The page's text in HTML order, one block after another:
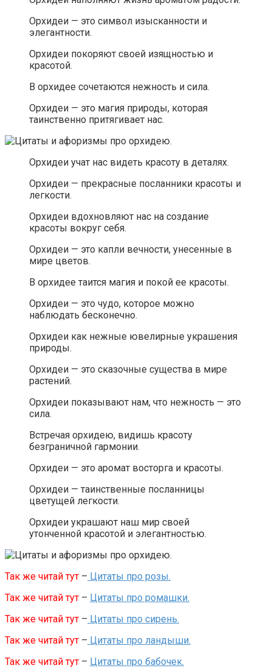
Орхидеи — это символ изысканности и
элегантности.
Орхидеи покоряют своей изящностью и
красотой.
В орхидее сочетаются нежность и сила.
Орхидеи — это магия природы, которая
таинственно притягивает нас.
Орхидеи учат нас видеть красоту в деталях.
Орхидеи — прекрасные посланники красоты и
легкости.
Орхидеи вдохновляют нас на создание
красоты вокруг себя.
Орхидеи — это капли вечности, унесенные в
мире цветов.
В орхидее таится магия и покой ее красоты.
Орхидеи — это чудо, которое можно
наблюдать бесконечно.
Орхидеи как нежные ювелирные украшения
природы.
Орхидеи — это сказочные существа в мире
растений.
Орхидеи показывают нам, что нежность — это
сила.
Встречая орхидею, видишь красоту
безграничной гармонии.
Орхидеи — это аромат восторга и красоты.
Орхидеи — таинственные посланницы
цветущей легкости.
Орхидеи украшают наш мир своей
утонченной красотой и элегантностью.
Так же читай тут – Цитаты про розы.
Так же читай тут – Цитаты про ромашки.
Так же читай тут – Цитаты про сирень.
Так же читай тут – Цитаты про ландыши.
Так же читай тут – Цитаты про бабочек.